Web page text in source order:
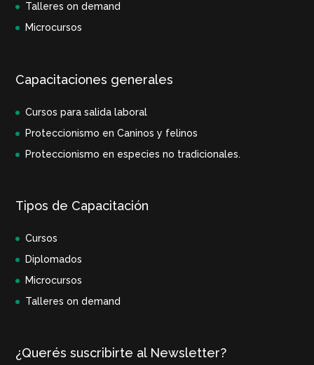
Talleres on demand
Microcursos
Capacitaciones generales
Cursos para salida laboral
Proteccionismo en Caninos y felinos
Proteccionismo en especies no tradicionales.
Tipos de Capacitación
Cursos
Diplomados
Microcursos
Talleres on demand
¿Querés suscribirte al Newsletter?